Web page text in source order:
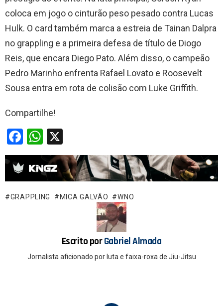
coloca em jogo o cinturão peso pesado contra Lucas
Hulk. O card também marca a estreia de Tainan Dalpra
no grappling e a primeira defesa de título de Diogo
Reis, que encara Diego Pato. Além disso, o campeão
Pedro Marinho enfrenta Rafael Lovato e Roosevelt
Sousa entra em rota de colisão com Luke Griffith.
Compartilhe!
F
a
ce
b
o
W
h
at
s
A
GRAPPLING MICA GALVÃO WNO
Escrito porGabriel Almada
Jornalista aficionado por luta e faixa-roxa de Jiu-Jitsu